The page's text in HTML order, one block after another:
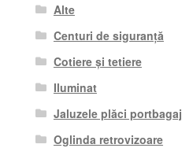
Alte
Centuri de siguranță
Cotiere și tetiere
Iluminat
Jaluzele plăci portbagaj
Oglinda retrovizoare